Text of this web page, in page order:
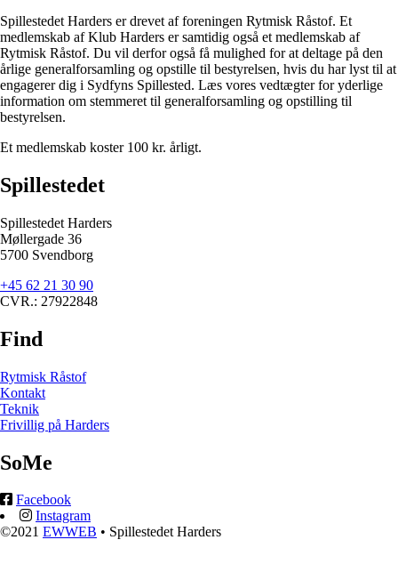
Spillestedet Harders er drevet af foreningen Rytmisk Råstof. Et
medlemskab af Klub Harders er samtidig også et medlemskab af
Rytmisk Råstof. Du vil derfor også få mulighed for at deltage på den
årlige generalforsamling og opstille til bestyrelsen, hvis du har lyst til at
engagerer dig i Sydfyns Spillested. Læs vores vedtægter for yderlige
information om stemmeret til generalforsamling og opstilling til
bestyrelsen.
Et medlemskab koster 100 kr. årligt.
Spillestedet
Spillestedet Harders
Møllergade 36
5700 Svendborg
+45 62 21 30 90
CVR.: 27922848
Find
Rytmisk Råstof
Kontakt
Teknik
Frivillig på Harders
SoMe
Facebook
Instagram
©2021 EWWEB • Spillestedet Harders